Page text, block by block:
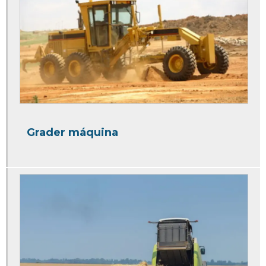
Esteira transportadora de roletes
Esteira transportadora de sacaria
Esteira transportadora elevada
Esteira transportadora elevatória
Esteira transportadora em curva
Esteira transportadora em z
Esteira transportadora industrial manual
Grader máquina